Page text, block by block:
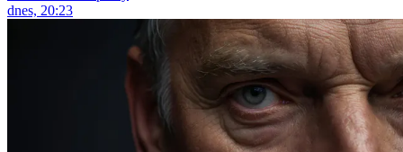
dnes, 20:23